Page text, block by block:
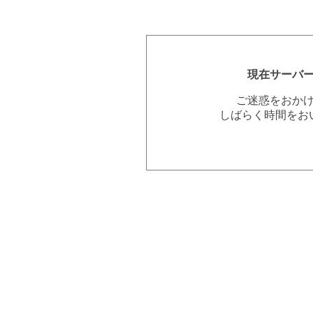
現在サーバ
ご迷惑をおか
しばらく時間を